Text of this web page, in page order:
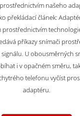
našeho
překládací článek:
prostřednictvím
příkazy snímači
U obousměrných
i v opačném směru,
telefonu vyčíst
adaptéru.